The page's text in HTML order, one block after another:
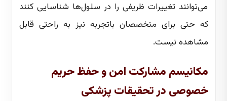
می‌توانند تغییرات ظریفی را در سلول‌ها شناسایی کنند
که حتی برای متخصصان باتجربه نیز به راحتی قابل
مشاهده نیست.
مکانیسم مشارکت امن و حفظ حریم
خصوصی در تحقیقات پزشکی